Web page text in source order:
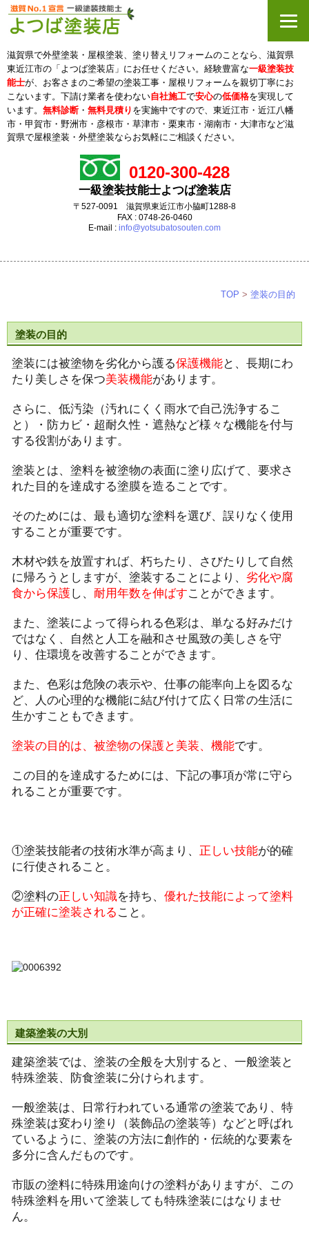
滋賀県で外壁塗装・屋根塗装、塗り替えリフォームのことなら、滋賀県
東近江市の「よつば塗装店」にお任せください。経験豊富な一級塗装技
能士が、お客さまのご希望の塗装工事・屋根リフォームを親切丁寧にお
こないます。下請け業者を使わない自社施工で安心の低価格を実現して
います。 無料診断・ 無料見積り を実施中ですので、東近江市・近江八幡
市・甲賀市・野洲市・彦根市・草津市・栗東市・ 湖南市・大津市など滋
賀県で屋根塗装・外壁塗装ならお気軽にご相談ください。
0120-300-428
一級塗装技能士よつば塗装店
〒527-0091 滋賀県東近江市小脇町1288-8
FAX : 0748-26-0460
E-mail : info@yotsubatosouten.com
TOP > 塗装の目的
塗装の目的
塗装には被塗物を劣化から護る保護機能と、長期にわ
たり美しさを保つ美装機能があります。
さらに、低汚染（汚れにくく雨水で自己洗浄するこ
と）・防カビ・超耐久性・遮熱など様々な機能を付与
する役割があります。
塗装とは、塗料を被塗物の表面に塗り広げて、要求さ
れた目的を達成する塗膜を造ることです。
そのためには、最も適切な塗料を選び、誤りなく使用
することが重要です。
木材や鉄を放置すれば、朽ちたり、さびたりして自然
に帰ろうとしますが、塗装することにより、 劣化や腐
食から保護し、 耐用年数を伸ばすことができます。
また、塗装によって得られる色彩は、単なる好みだけ
ではなく、自然と人工を融和させ風致の美しさを守
り、住環境を改善することができます。
また、色彩は危険の表示や、仕事の能率向上を図るな
ど、人の心理的な機能に結び付けて広く日常の生活に
生かすこともできます。
塗装の目的は、被塗物の保護と美装、機能です。
この目的を達成するためには、下記の事項が常に守ら
れることが重要です。
①塗装技能者の技術水準が高まり、 正しい技能が的確
に行使されること。
②塗料の正しい知識を持ち、 優れた技能によって塗料
が正確に塗装される こと。
建築塗装の大別
建築塗装では、塗装の全般を大別すると、一般塗装と
特殊塗装、防食塗装に分けられます。
一般塗装は、日常行われている通常の塗装であり、特
殊塗装は変わり塗り（装飾品の塗装等）などと呼ばれ
ているように、塗装の方法に創作的・伝統的な要素を
多分に含んだものです。
市販の塗料に特殊用途向けの塗料がありますが、この
特殊塗料を用いて塗装しても特殊塗装にはなりませ
ん。